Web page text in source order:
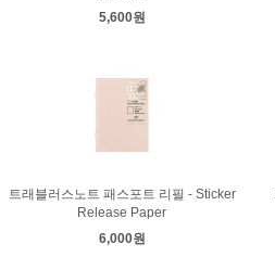
5,600원
트래블러스노트 패스포트 리필 - Sticker
Release Paper
6,000원